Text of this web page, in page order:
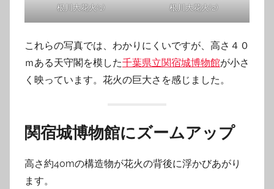
根川大花火(1)
根川大花火(2)
これらの写真では、わかりにくいですが、高さ４０
ｍある天守閣を模した千葉県立関宿城博物館が小さ
く映っています。花火の巨大さを感じました。
関宿城博物館にズームアップ
高さ約40mの構造物が花火の背後に浮かびあがり
ます。